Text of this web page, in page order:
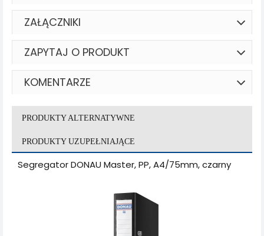
ZAŁĄCZNIKI
ZAPYTAJ O PRODUKT
KOMENTARZE
PRODUKTY ALTERNATYWNE
PRODUKTY UZUPEŁNIAJĄCE
Segregator DONAU Master, PP, A4/75mm, czarny